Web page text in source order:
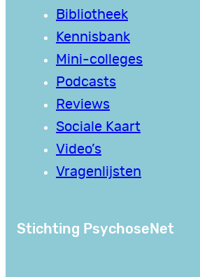
Bibliotheek
Kennisbank
Mini-colleges
Podcasts
Reviews
Sociale Kaart
Video’s
Vragenlijsten
Stichting PsychoseNet